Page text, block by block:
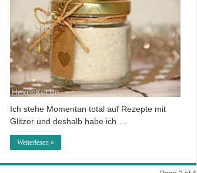
Ich stehe Momentan total auf Rezepte mit
Glitzer und deshalb habe ich …
Weiterlesen »